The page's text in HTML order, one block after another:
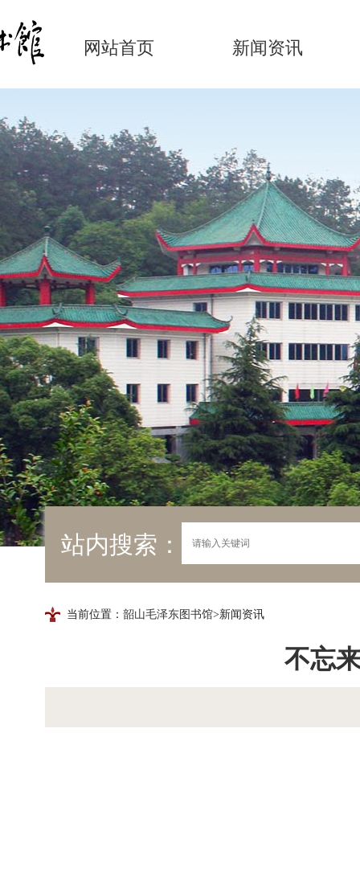
网站首页 新闻资讯
站内搜索：
当前位置： 韶山毛泽东图书馆>新闻资讯
不忘